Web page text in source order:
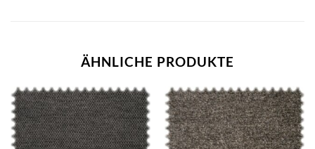
ÄHNLICHE PRODUKTE